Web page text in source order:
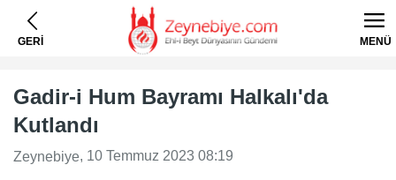
GERİ MENÜ
Gadir-i Hum Bayramı Halkalı'da
Kutlandı
Zeynebiye, 10 Temmuz 2023 08:19